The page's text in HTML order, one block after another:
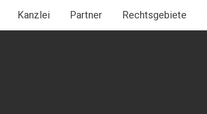
Kanzlei Partner Rechtsgebiete